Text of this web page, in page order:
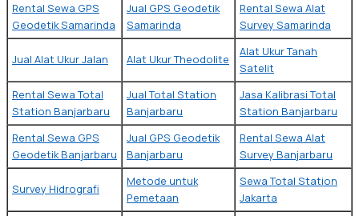
Rental Sewa GPS
Geodetik Samarinda
Jual GPS Geodetik
Samarinda
Rental Sewa Alat
Survey Samarinda
Jual Alat Ukur Jalan Alat Ukur Theodolite
Alat Ukur Tanah
Satelit
Rental Sewa Total
Station Banjarbaru
Jual Total Station
Banjarbaru
Jasa Kalibrasi Total
Station Banjarbaru
Rental Sewa GPS
Geodetik Banjarbaru
Jual GPS Geodetik
Banjarbaru
Rental Sewa Alat
Survey Banjarbaru
Survey Hidrografi
Metode untuk
Pemetaan
Sewa Total Station
Jakarta